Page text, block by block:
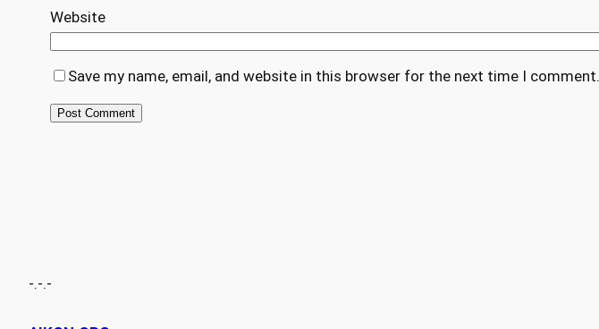
Website
Save my name, email, and website in this browser for the next time I comment.
-.-.-